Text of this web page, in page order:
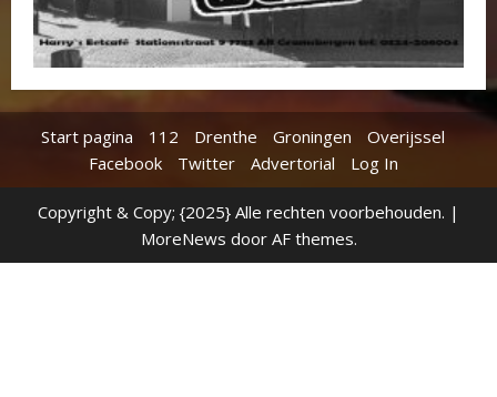
Start pagina 112 Drenthe Groningen
Overijssel
Facebook
Twitter Advertorial Log In
Copyright & Copy; {2025} Alle rechten voorbehouden. |
MoreNews door AF themes.